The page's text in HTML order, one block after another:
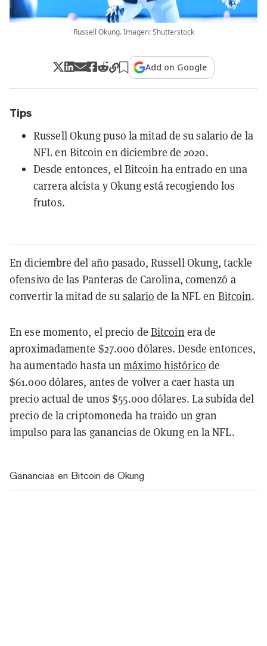
Russell Okung. Imagen: Shutterstock
Add on Google
Tips
Russell Okung puso la mitad de su salario de la
NFL en Bitcoin en diciembre de 2020.
Desde entonces, el Bitcoin ha entrado en una
carrera alcista y Okung está recogiendo los
frutos.
En diciembre del año pasado, Russell Okung, tackle
ofensivo de las Panteras de Carolina, comenzó a
convertir la mitad de su salario de la NFL en Bitcoin.
En ese momento, el precio de Bitcoin era de
aproximadamente $27.000 dólares. Desde entonces,
ha aumentado hasta unmáximo histórico de
$61.000 dólares, antes de volver a caer hasta un
precio actual de unos $55.000 dólares. La subida del
precio de la criptomoneda ha traido un gran
impulso para las ganancias de Okung en la NFL.
Ganancias en Bitcoin de Okung